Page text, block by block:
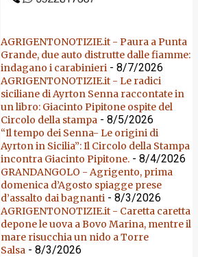
AGRIGENTONOTIZIE.it - Paura a Punta
Grande, due auto distrutte dalle fiamme:
indagano i carabinieri - 8/7/2026
AGRIGENTONOTIZIE.it - Le radici
siciliane di Ayrton Senna raccontate in
un libro: Giacinto Pipitone ospite del
Circolo della stampa - 8/5/2026
“Il tempo dei Senna- Le origini di
Ayrton in Sicilia”: Il Circolo della Stampa
incontra Giacinto Pipitone. - 8/4/2026
GRANDANGOLO - Agrigento, prima
domenica d’Agosto spiagge prese
d’assalto dai bagnanti - 8/3/2026
AGRIGENTONOTIZIE.it - Caretta caretta
depone le uova a Bovo Marina, mentre il
mare risucchia un nido a Torre
Salsa - 8/3/2026